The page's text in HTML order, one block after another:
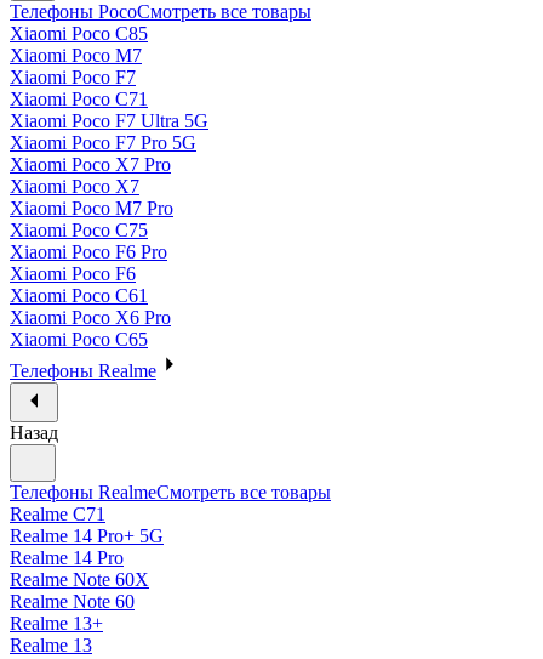
Телефоны PocoСмотреть все товары
Xiaomi Poco C85
Xiaomi Poco M7
Xiaomi Poco F7
Xiaomi Poco C71
Xiaomi Poco F7 Ultra 5G
Xiaomi Poco F7 Pro 5G
Xiaomi Poco X7 Pro
Xiaomi Poco X7
Xiaomi Poco M7 Pro
Xiaomi Poco C75
Xiaomi Poco F6 Pro
Xiaomi Poco F6
Xiaomi Poco C61
Xiaomi Poco X6 Pro
Xiaomi Poco C65
Телефоны Realme
Назад
Телефоны RealmeСмотреть все товары
Realme C71
Realme 14 Pro+ 5G
Realme 14 Pro
Realme Note 60X
Realme Note 60
Realme 13+
Realme 13